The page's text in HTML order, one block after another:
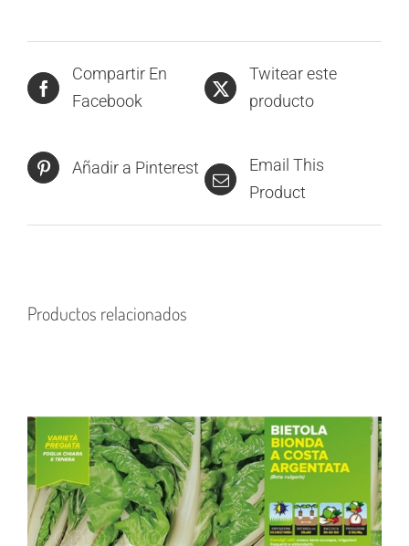
Compartir En
Facebook
Twitear este
producto
Añadir a Pinterest
Email This
Product
Productos relacionados